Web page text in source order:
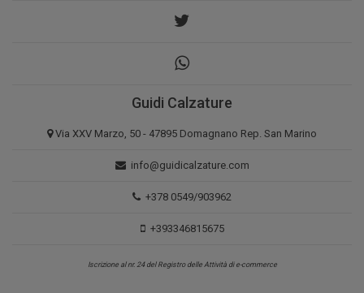
Guidi Calzature
Via XXV Marzo, 50 - 47895 Domagnano Rep. San Marino
info@guidicalzature.com
+378 0549/903962
+393346815675
Iscrizione al nr. 24 del Registro delle Attività di e-commerce